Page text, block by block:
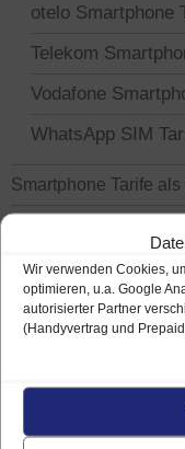
Wir verwenden Cookies,
optimieren, u.a. Google
autorisierter Partner
(Handyvertrag und Prepaid
otelo Smartphone
Telekom
Vodafone
WhatsApp SIM
Smartphone Tarife als
News – Anbieter und
Tarife nach